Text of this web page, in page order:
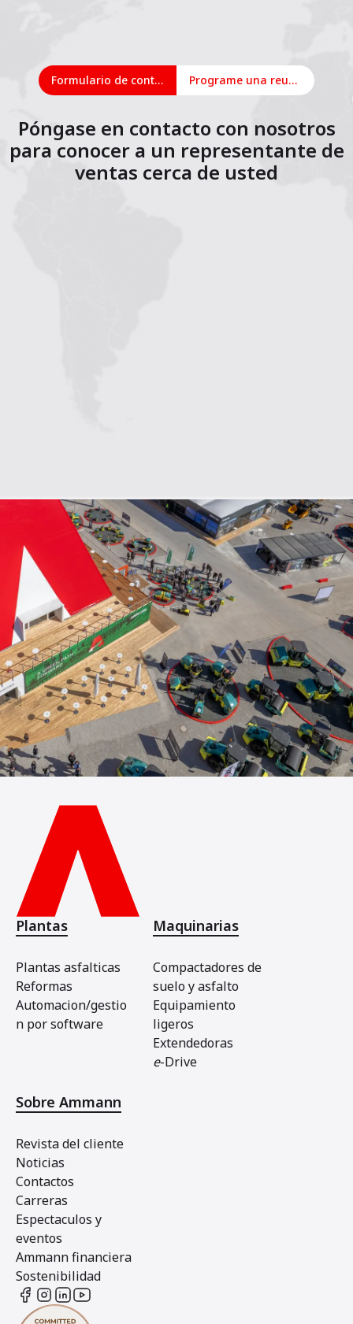
Formulario de contacto Programe una reunión en línea
Póngase en contacto con nosotros
para conocer a un representante de
ventas cerca de usted
Plantas
Plantas asfalticas
Reformas
Automacion/gestio
n por software
Maquinarias
Compactadores de
suelo y asfalto
Equipamiento
ligeros
Extendedoras
e-Drive
Sobre Ammann
Revista del cliente
Noticias
Contactos
Carreras
Espectaculos y
eventos
Ammann financiera
Sostenibilidad